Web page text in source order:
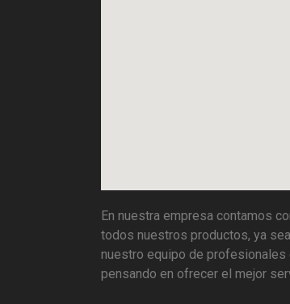
En nuestra empresa contamos
todos nuestros productos, ya
nuestro equipo de
pensando en ofrecer el mejor